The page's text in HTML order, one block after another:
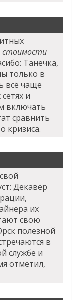
стоимости
Танечка,
только в
всё чаще
и
включать
сравнить
кризиса.
Декавер
их
свою
полезной
в
службе и
отметил,